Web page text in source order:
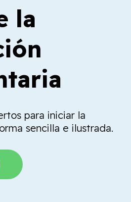
la
para iniciar la
sencilla e ilustrada.